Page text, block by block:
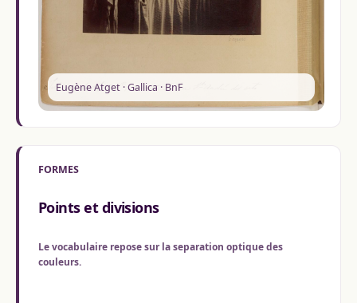
Eugène Atget · Gallica · BnF
FORMES
Points et divisions
Le vocabulaire repose sur la separation optique des
couleurs.